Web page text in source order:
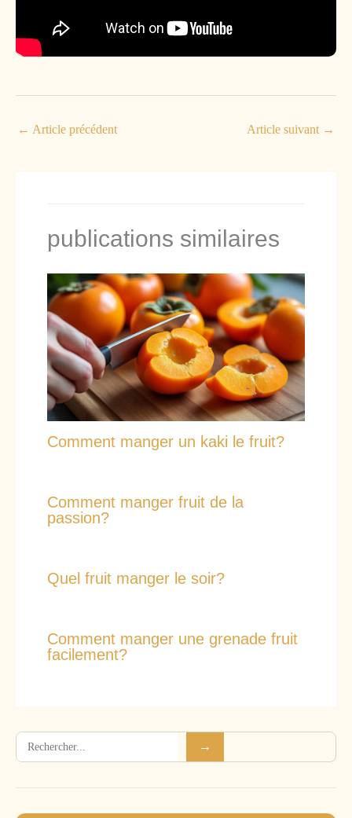
← Article précédent Article suivant →
publications similaires
Comment manger un kaki le fruit?
Comment manger fruit de la
passion?
Quel fruit manger le soir?
Comment manger une grenade fruit
facilement?
Rechercher →